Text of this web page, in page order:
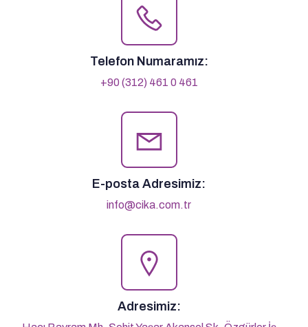
Telefon Numaramız:
+90 (312) 461 0 461
E-posta Adresimiz:
info@cika.com.tr
Adresimiz: